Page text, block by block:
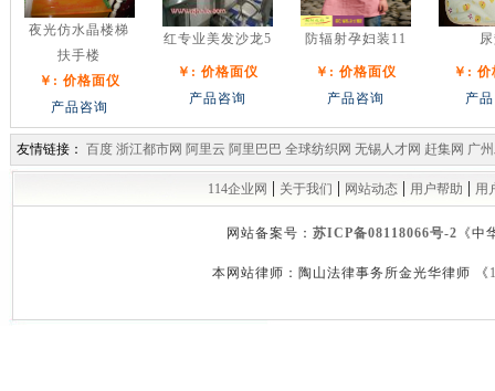
夜光仿水晶楼梯
扶手楼
￥: 价格面仪
产品咨询
红专业美发沙龙5
￥: 价格面仪
产品咨询
防辐射孕妇装11
￥: 价格面仪
产品咨询
￥:
产
友情链接： 百度 浙江都市网 阿里云 阿里巴巴 全球纺织网 无锡人才网 赶集网 广
114企业网 | 关于我们 | 网站动态 | 用户帮助 | 用
网站备案号： 苏ICP备08118066号-2 《
本网站律师：陶山法律事务所金光华律师 《